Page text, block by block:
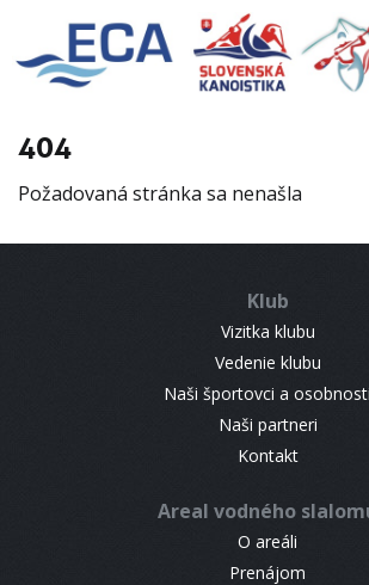
404
Požadovaná stránka sa nenašla
Klub
Vizitka klubu
Vedenie klubu
Naši športovci a osobnosti
Naši partneri
Kontakt
Areal vodného
O areáli
Prenájom
EURO 19
INFO
RESULTS
CONTACT